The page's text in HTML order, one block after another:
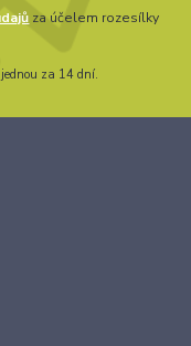
za účelem rozesílky
za 14 dní.